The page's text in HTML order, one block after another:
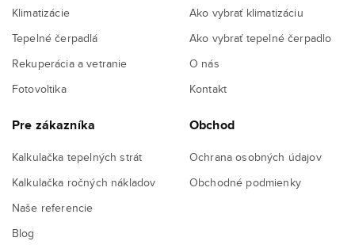
Klimatizácie
Tepelné čerpadlá
Rekuperácia a vetranie
Fotovoltika
Ako vybrať klimatizáciu
Ako vybrať tepelné čerpadlo
O nás
Kontakt
Pre zákazníka
Kalkulačka tepelných strát
Kalkulačka ročných nákladov
Naše referencie
Blog
Obchod
Ochrana osobných údajov
Obchodné podmienky